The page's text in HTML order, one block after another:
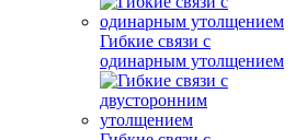
Гибкие связи с
одинарным утолщением